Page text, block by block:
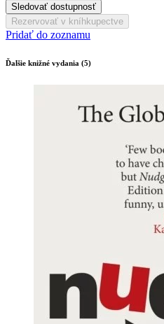
Sledovať dostupnosť
Rezervovať v kníhkupectve
Pridať do zoznamu
Ďalšie knižné vydania (5)